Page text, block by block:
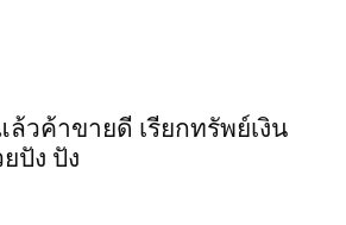
ว​ค้าขาย​ดี​ เรียก​ทรัพย์เงิน
ปัง​ ปัง​